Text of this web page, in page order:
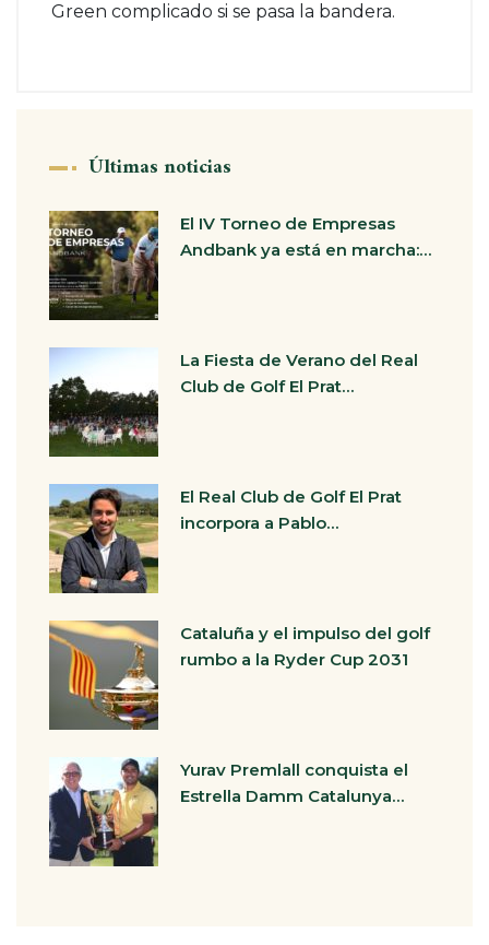
Green complicado si se pasa la bandera.
Últimas noticias
El IV Torneo de Empresas
Andbank ya está en marcha:…
La Fiesta de Verano del Real
Club de Golf El Prat…
El Real Club de Golf El Prat
incorpora a Pablo…
Cataluña y el impulso del golf
rumbo a la Ryder Cup 2031
Yurav Premlall conquista el
Estrella Damm Catalunya…